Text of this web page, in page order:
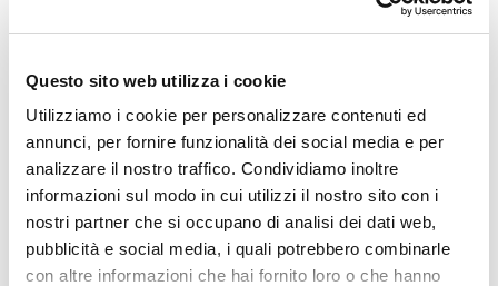
Questo sito web utilizza i cookie
Utilizziamo i cookie per personalizzare contenuti ed
annunci, per fornire funzionalità dei social media e per
analizzare il nostro traffico. Condividiamo inoltre
informazioni sul modo in cui utilizzi il nostro sito con i
nostri partner che si occupano di analisi dei dati web,
pubblicità e social media, i quali potrebbero combinarle
con altre informazioni che hai fornito loro o che hanno